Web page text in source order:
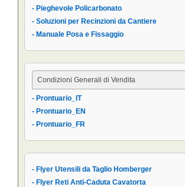
- Pieghevole Policarbonato
- Soluzioni per Recinzioni da Cantiere
- Manuale Posa e Fissaggio
Condizioni Generali di Vendita
- Condizioni Generali
- Condizioni di Vendita AIPPEG
- Prontuario_IT
- Prontuario_IT
- Prontuario_EN
- Prontuario_FR
- Flyer Utensili da Taglio Homberger
- Flyer Reti Anti-Caduta Cavatorta